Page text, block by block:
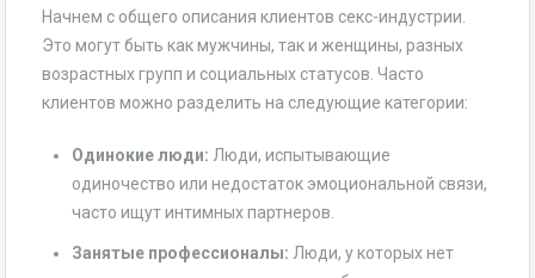
Начнем с общего описания клиентов секс-индустрии.
Это могут быть как мужчины, так и женщины, разных
возрастных групп и социальных статусов. Часто
клиентов можно разделить на следующие категории:
Одинокие люди: Люди, испытывающие
одиночество или недостаток эмоциональной связи,
часто ищут интимных партнеров.
Занятые профессионалы: Люди, у которых нет